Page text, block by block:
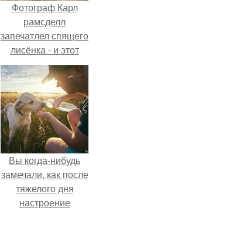
Фотограф Карл
рамсделл
запечатлел спящего
лисёнка - и этот
кадр способен
растопить даже
самое суровое
сердце.
Вы когда-нибудь
замечали, как после
тяжелого дня
настроение